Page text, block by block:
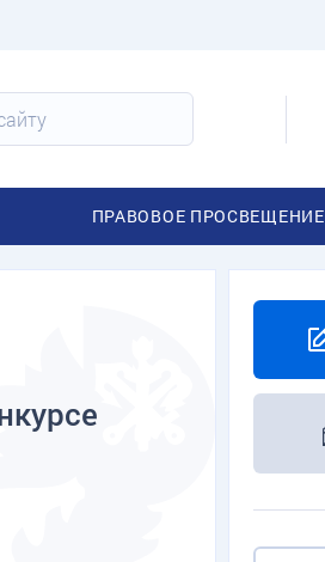
ПРАВОВОЕ ПРОСВЕЩЕНИЕ